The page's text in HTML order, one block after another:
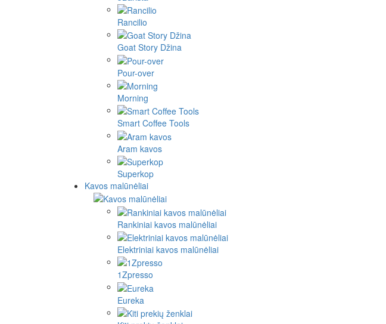
Rancilio
Goat Story Džina
Pour-over
Morning
Smart Coffee Tools
Aram kavos
Superkop
Kavos malūnėliai
Rankiniai kavos malūnėliai
Elektriniai kavos malūnėliai
1Zpresso
Eureka